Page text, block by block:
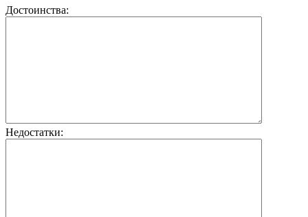
Достоинства:
Недостатки: